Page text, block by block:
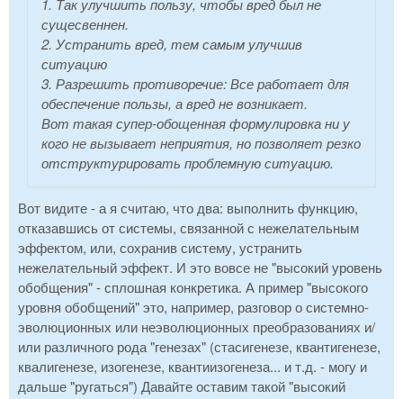
сущесвеннен.
2. Устранить вред, тем самым улучшив
ситуацию
3. Разрешить противоречие: Все работает для
обеспечение пользы, а вред не возникает.
Вот такая супер-обощенная формулировка ни у
кого не вызывает неприятия, но позволяет резко
отструктурировать проблемную ситуацию.
Вот видите - а я считаю, что два: выполнить функцию,
отказавшись от системы, связанной с нежелательным
эффектом, или, сохранив систему, устранить
нежелательный эффект. И это вовсе не "высокий уровень
обобщения" - сплошная конкретика. А пример "высокого
уровня обобщений" это, например, разговор о системно-
эволюционных или неэволюционных преобразованиях и/
или различного рода "генезах" (стасигенезе, квантигенезе,
квалигенезе, изогенезе, квантиизогенеза... и т.д. - могу и
дальше "ругаться") Давайте оставим такой "высокий